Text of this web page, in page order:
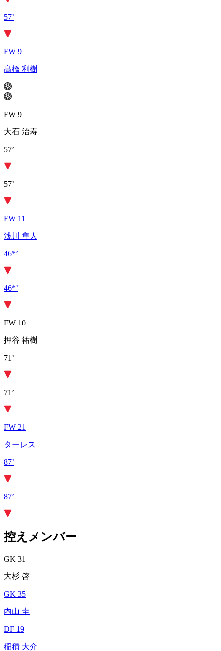
57’
FW 9
髙橋 利樹
FW 9
大石 治寿
57’
57’
FW 11
浅川 隼人
46*’
46*’
FW 10
押谷 祐樹
71’
71’
FW 21
ターレス
87’
87’
控えメンバー
GK 31
大杉 啓
GK 35
内山 圭
DF 19
稲積 大介